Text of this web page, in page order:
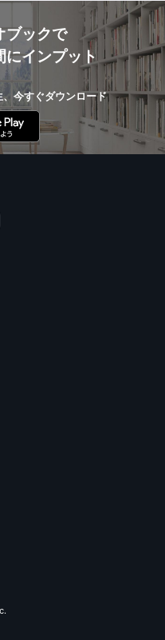
ブックで
にインプット
今すぐダウンロード